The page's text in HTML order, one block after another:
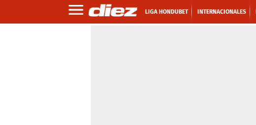
LIGA HONDUBET INTERNACIONALES